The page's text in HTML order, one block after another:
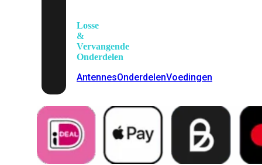
Losse
&
Vervangende
Onderdelen
AntennesOnderdelenVoedingen